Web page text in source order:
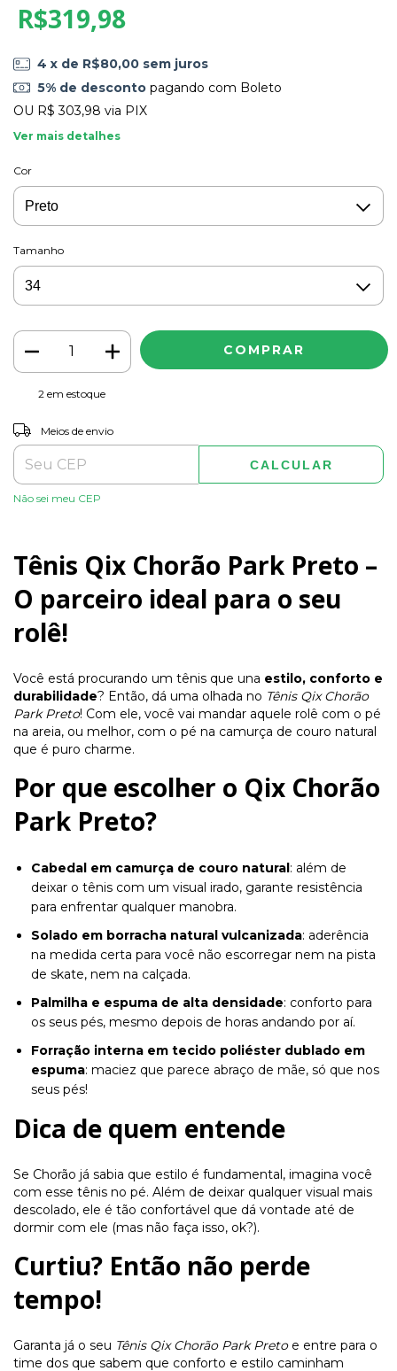
R$319,98
4 x de R$80,00 sem juros
5% de descontopagando com Boleto
OU R$ 303,98 via PIX
Ver mais detalhes
Cor
Tamanho
2 em estoque
Entregas para o CEP:
Meios de envio
CALCULAR
Não sei meu CEP
Tênis Qix Chorão Park Preto –
O parceiro ideal para o seu
rolê!
Você está procurando um tênis que una estilo, conforto e
durabilidade? Então, dá uma olhada no Tênis Qix Chorão
Park Preto! Com ele, você vai mandar aquele rolê com o pé
na areia, ou melhor, com o pé na camurça de couro natural
que é puro charme.
Por que escolher o Qix Chorão
Park Preto?
Cabedal em camurça de couro natural: além de
deixar o tênis com um visual irado, garante resistência
para enfrentar qualquer manobra.
Solado em borracha natural vulcanizada: aderência
na medida certa para você não escorregar nem na pista
de skate, nem na calçada.
Palmilha e espuma de alta densidade: conforto para
os seus pés, mesmo depois de horas andando por aí.
Forração interna em tecido poliéster dublado em
espuma: maciez que parece abraço de mãe, só que nos
seus pés!
Dica de quem entende
Se Chorão já sabia que estilo é fundamental, imagina você
com esse tênis no pé. Além de deixar qualquer visual mais
descolado, ele é tão confortável que dá vontade até de
dormir com ele (mas não faça isso, ok?).
Curtiu? Então não perde
tempo!
Garanta já o seu Tênis Qix Chorão Park Pretoe entre para o
time dos que sabem que conforto e estilo caminham